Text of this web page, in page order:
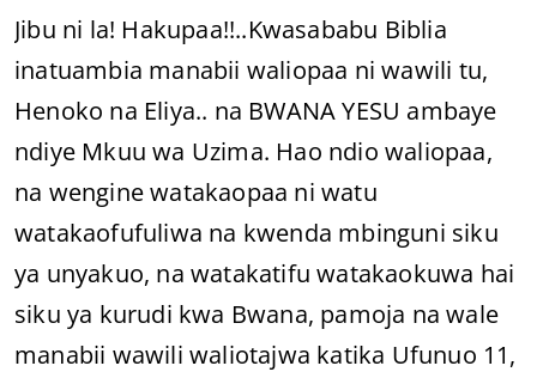
Jibu ni la! Hakupaa!!..Kwasababu Biblia
inatuambia manabii waliopaa ni wawili tu,
Henoko na Eliya.. na BWANA YESU ambaye
ndiye Mkuu wa Uzima. Hao ndio waliopaa,
na wengine watakaopaa ni watu
watakaofufuliwa na kwenda mbinguni siku
ya unyakuo, na watakatifu watakaokuwa hai
siku ya kurudi kwa Bwana, pamoja na wale
manabii wawili waliotajwa katika Ufunuo 11,